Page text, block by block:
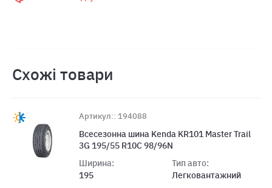
Схожі товари
Артикул:: 194088
Всесезонна шина Kenda KR101 Master Trail
3G 195/55 R10C 98/96N
Ширина:
195
Тип авто:
Легковантажний